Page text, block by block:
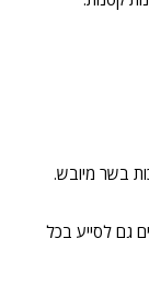
בשר מיובש.
גם לסייע בכל